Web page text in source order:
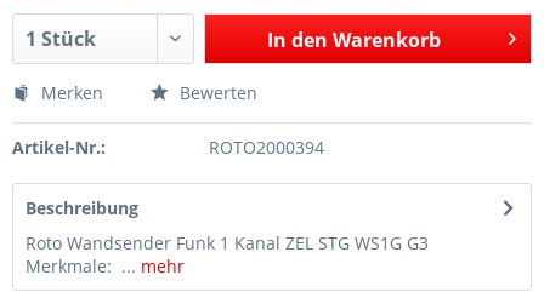
In den Warenkorb
Merken Bewerten
Artikel-Nr.: ROTO2000394
Beschreibung
Roto Wandsender Funk 1 Kanal ZEL STG WS1G G3
Merkmale: ... mehr